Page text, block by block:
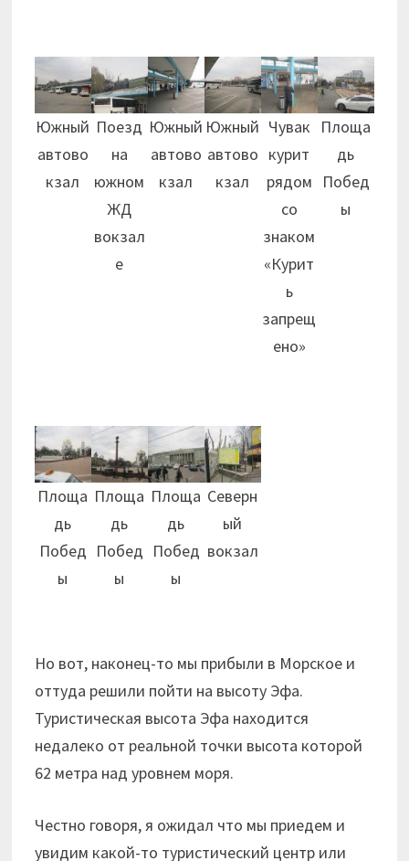
Южный
автово
кзал
Поезд
на
южном
ЖД
вокзал
е
Южный
автово
кзал
Южный
автово
кзал
Чувак
курит
рядом
со
знаком
«Курит
ь
запрещ
ено»
Площа
дь
Побед
ы
Площа
дь
Побед
ы
Площа
дь
Побед
ы
Площа
дь
Побед
ы
Северн
ый
вокзал
Но вот, наконец-то мы прибыли в Морское и
оттуда решили пойти на высоту Эфа.
Туристическая высота Эфа находится
недалеко от реальной точки высота которой
62 метра над уровнем моря.
Честно говоря, я ожидал что мы приедем и
увидим какой-то туристический центр или